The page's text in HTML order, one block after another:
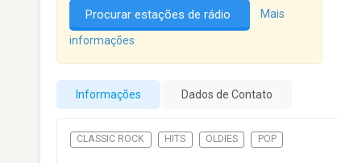
Procurar estações de rádio Mais
informações
Informações Dados de Contato
CLASSIC ROCK HITS OLDIES POP